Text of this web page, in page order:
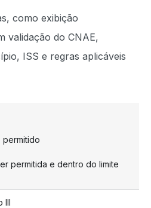
como exibição
validação do CNAE,
ISS e regras aplicáveis
permitido
permitida e dentro do limite
III